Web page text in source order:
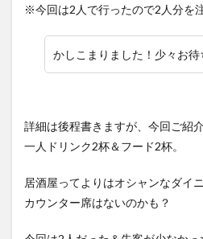
※今回は2人で行ったので2人分を
かしこまりました！少々お待
詳細は後程書きますが、今回ご紹
一人ドリンク2杯＆フード2杯。
居酒屋ってよりはオシャンなダイ
カウンター席はないのかも？